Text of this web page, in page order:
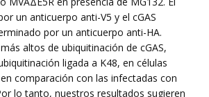
un anticuerpo anti-V5 y el cGAS
por un anticuerpo anti-HA.
altos de ubiquitinación de cGAS,
ligada a K48, en células
comparación con las infectadas con
lo tanto, nuestros resultados sugieren